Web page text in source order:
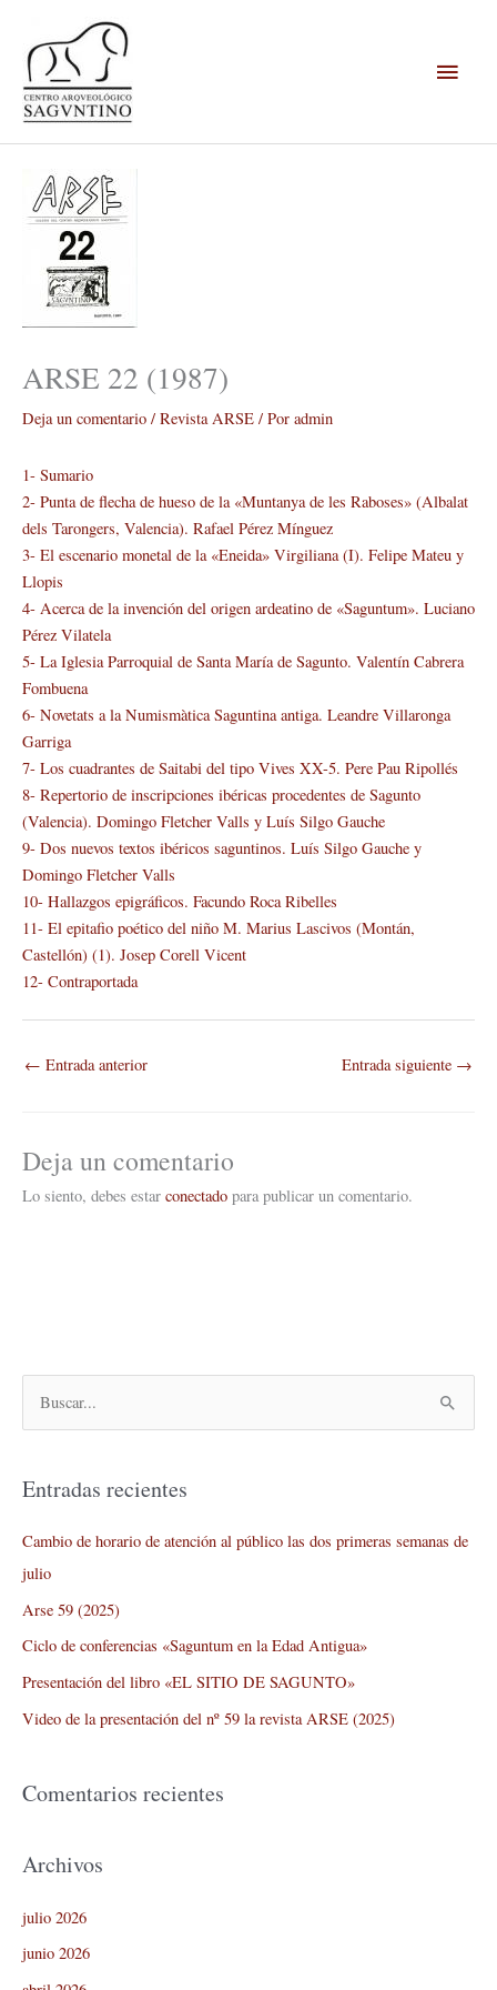
contenido
ARSE 22 (1987)
Deja un comentario / Revista ARSE / Por admin
1- Sumario
2- Punta de flecha de hueso de la «Muntanya de les Raboses» (Albalat
dels Tarongers, Valencia). Rafael Pérez Mínguez
3- El escenario monetal de la «Eneida» Virgiliana (I). Felipe Mateu y
Llopis
4- Acerca de la invención del origen ardeatino de «Saguntum». Luciano
Pérez Vilatela
5- La Iglesia Parroquial de Santa María de Sagunto. Valentín Cabrera
Fombuena
6- Novetats a la Numismàtica Saguntina antiga. Leandre Villaronga
Garriga
7- Los cuadrantes de Saitabi del tipo Vives XX-5. Pere Pau Ripollés
8- Repertorio de inscripciones ibéricas procedentes de Sagunto
(Valencia). Domingo Fletcher Valls y Luís Silgo Gauche
9- Dos nuevos textos ibéricos saguntinos. Luís Silgo Gauche y
Domingo Fletcher Valls
10- Hallazgos epigráficos. Facundo Roca Ribelles
11- El epitafio poético del niño M. Marius Lascivos (Montán,
Castellón) (1). Josep Corell Vicent
12- Contraportada
← Entrada anterior Entrada siguiente →
Deja un comentario
Lo siento, debes estar conectado para publicar un comentario.
c
a
r
p
Entradas recientes
Cambio de horario de atención al público las dos primeras semanas de
julio
Arse 59 (2025)
Ciclo de conferencias «Saguntum en la Edad Antigua»
Presentación del libro «EL SITIO DE SAGUNTO»
Video de la presentación del nº 59 la revista ARSE (2025)
Comentarios recientes
Archivos
julio 2026
junio 2026